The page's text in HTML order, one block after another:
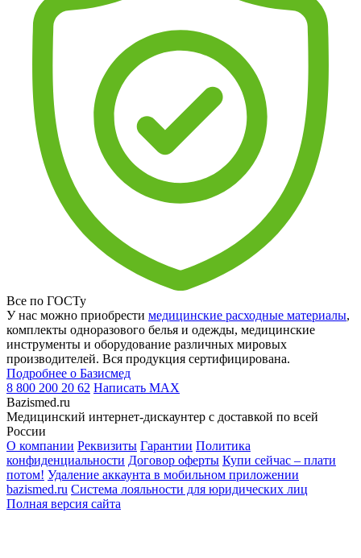
Все по ГОСТу
У нас можно приобрести медицинские расходные материалы,
комплекты одноразового белья и одежды, медицинские
инструменты и оборудование различных мировых
производителей. Вся продукция сертифицирована.
Подробнее о Базисмед
8 800 200 20 62 Написать MAX
Bazismed.ru
Медицинский интернет-дискаунтер с доставкой по всей
России
О компании Реквизиты Гарантии Политика
конфиденциальности Договор оферты Купи сейчас – плати
потом! Удаление аккаунта в мобильном приложении
bazismed.ru Система лояльности для юридических лиц
Полная версия сайта